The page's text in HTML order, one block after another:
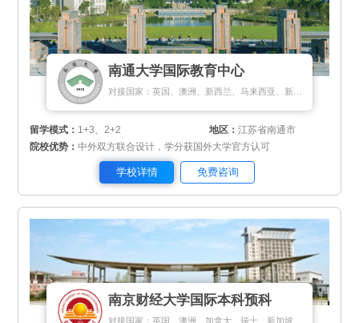
南通大学国际教育中心
留学模式： 1+3、2+2 地区：江苏省南通市
院校优势：中外双方联合设计，学分获国外大学官方认可
学校详情 免费咨询
南京财经大学国际本科预科